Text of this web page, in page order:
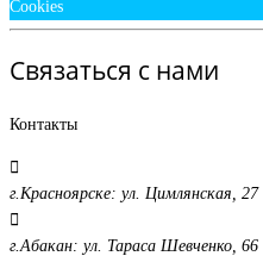
Cookies
Связаться с нами
Контакты
г.Красноярске: ул. Цимлянская, 27
г.Абакан: ул. Тараса Шевченко, 66